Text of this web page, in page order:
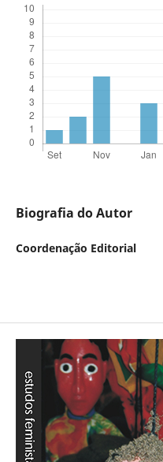
Biografia do Autor
Coordenação Editorial